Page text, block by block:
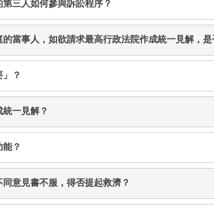
三人如何參與訴訟程序？
當事人，如欲請求最高行政法院作成統一見解，是
？
一見解？
？
意見書不服，得否提起救濟？